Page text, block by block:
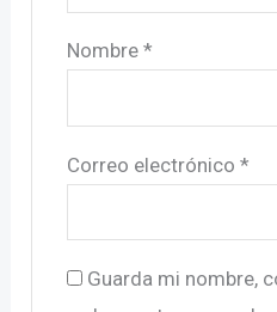
Nombre *
Correo electrónico *
Guarda mi nombre,